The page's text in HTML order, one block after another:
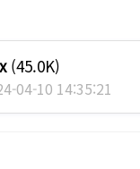
(45.0K)
04-10 14:35:21